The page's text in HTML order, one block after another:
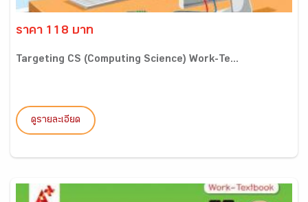
ราคา 118 บาท
Targeting CS (Computing Science) Work-Te...
ดูรายละเอียด